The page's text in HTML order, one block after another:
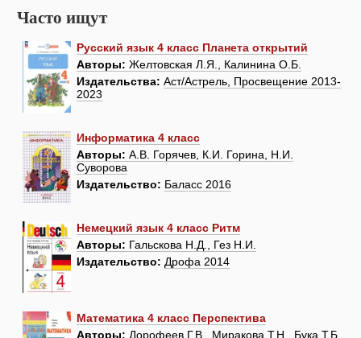
Часто ищут
Русский язык 4 класс Планета открытий
Авторы: Желтовская Л.Я., Калинина О.Б.
Издательства: Аст/Астрель, Просвещение 2013-
2023
Информатика 4 класс
Авторы: А.В. Горячев, К.И. Горина, Н.И.
Суворова
Издательство: Баласс 2016
Немецкий язык 4 класс Ритм
Авторы: Гальскова Н.Д., Гез Н.И.
Издательство: Дрофа 2014
Математика 4 класс Перспектива
Авторы: Дорофеев Г.В., Миракова Т.Н., Бука Т.Б.